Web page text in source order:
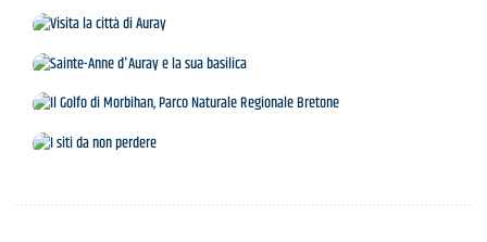
Détour d'Art: 25 siti da scoprire
Visita la città di Auray
Sainte-Anne d'Auray e la sua basilica
Il Golfo di Morbihan, Parco Naturale Regionale